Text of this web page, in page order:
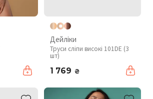
Дейліки
Труси сліпи високі 101DE (3
шт)
1 769 ₴